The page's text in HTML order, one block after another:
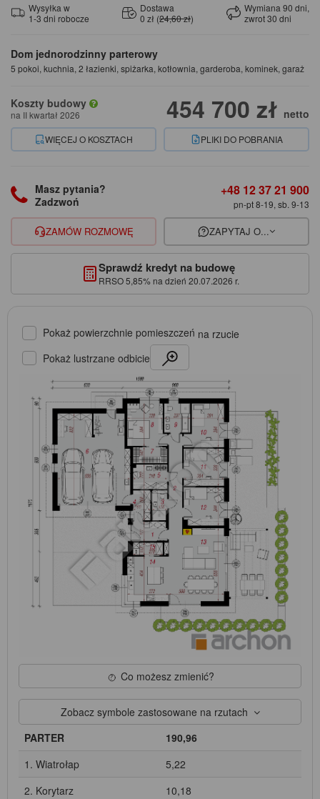
Dom jednorodzinny parterowy
5 pokoi, kuchnia, 2 łazienki, spiżarka, kotłownia, garderoba, kominek, garaż
Koszty budowy
na II kwartał 2026 454 700 zł netto
WIĘCEJ O KOSZTACH PLIKI DO POBRANIA
Wysyłka w
1-3 dni robocze
Dostawa
0 zł (24,60 zł)
Wymiana 90 dni,
zwrot 30 dni
Masz pytania?
Zadzwoń
+48 12 37 21 900
pn-pt 8-19, sb. 9-13
ZAMÓW ROZMOWĘ ZAPYTAJ O...
Sprawdź kredyt na budowę
RRSO 5,85% na dzień 20.07.2026 r.
Pokaż powierzchnie pomieszczeń na rzucie
Pokaż lustrzane odbicie
Co możesz zmienić?
Zobacz symbole zastosowane na rzutach
PARTER
190,96
1. Wiatrołap
5,22
2. Korytarz
10,18